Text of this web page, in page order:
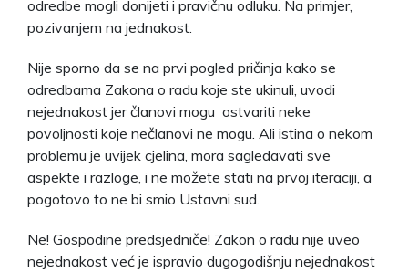
odredbe mogli donijeti i pravičnu odluku. Na primjer,
pozivanjem na jednakost.
Nije sporno da se na prvi pogled pričinja kako se
odredbama Zakona o radu koje ste ukinuli, uvodi
nejednakost jer članovi mogu ostvariti neke
povoljnosti koje nečlanovi ne mogu. Ali istina o nekom
problemu je uvijek cjelina, mora sagledavati sve
aspekte i razloge, i ne možete stati na prvoj iteraciji, a
pogotovo to ne bi smio Ustavni sud.
Ne! Gospodine predsjedniče! Zakon o radu nije uveo
nejednakost već je ispravio dugogodišnju nejednakost